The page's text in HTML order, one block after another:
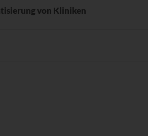
von Kliniken